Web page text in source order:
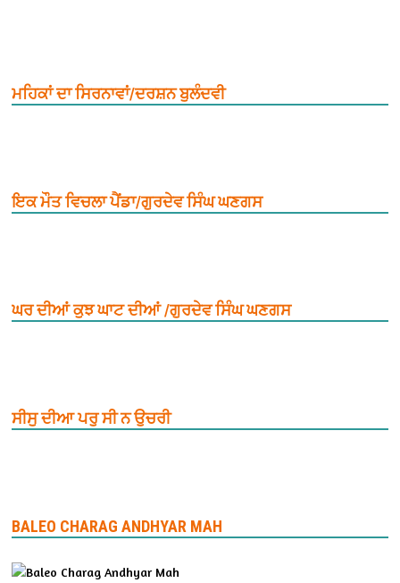
ਮਹਿਕਾਂ ਦਾ ਸਿਰਨਾਵਾਂ/ਦਰਸ਼ਨ ਬੁਲੰਦਵੀ
ਇਕ ਮੌਤ ਵਿਚਲਾ ਪੈਂਡਾ/ਗੁਰਦੇਵ ਸਿੰਘ ਘਣਗਸ
ਘਰ ਦੀਆਂ ਕੁਝ ਘਾਟ ਦੀਆਂ /ਗੁਰਦੇਵ ਸਿੰਘ ਘਣਗਸ
ਸੀਸੁ ਦੀਆ ਪਰੁ ਸੀ ਨ ਉਚਰੀ
BALEO CHARAG ANDHYAR MAH